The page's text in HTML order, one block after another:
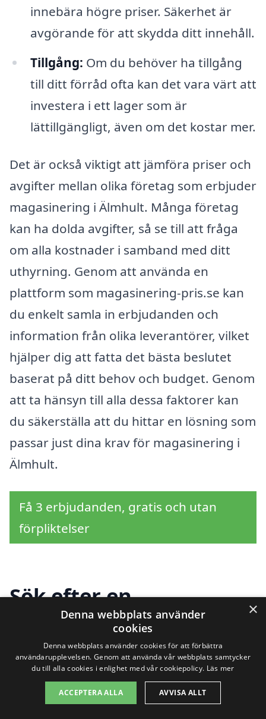
innebära högre priser. Säkerhet är
avgörande för att skydda ditt innehåll.
Tillgång: Om du behöver ha tillgång
till ditt förråd ofta kan det vara värt att
investera i ett lager som är
lättillgängligt, även om det kostar mer.
Det är också viktigt att jämföra priser och
avgifter mellan olika företag som erbjuder
magasinering i Älmhult. Många företag
kan ha dolda avgifter, så se till att fråga
om alla kostnader i samband med ditt
uthyrning. Genom att använda en
plattform som magasinering-pris.se kan
du enkelt samla in erbjudanden och
information från olika leverantörer, vilket
hjälper dig att fatta det bästa beslutet
baserat på ditt behov och budget. Genom
att ta hänsyn till alla dessa faktorer kan
du säkerställa att du hittar en lösning som
passar just dina krav för magasinering i
Älmhult.
Få 3 erbjudanden, gratis och utan
förpliktelser
Sök efter en
professionell för
magasinering i andra
städer nära Älmhult
×
Denna webbplats använder
cookies
Denna webbplats använder cookies för att förbättra
användarupplevelsen. Genom att använda vår webbplats samtycker
du till alla cookies i enlighet med vår cookiepolicy. Läs mer
ACCEPTERA ALLA AVVISA ALLT